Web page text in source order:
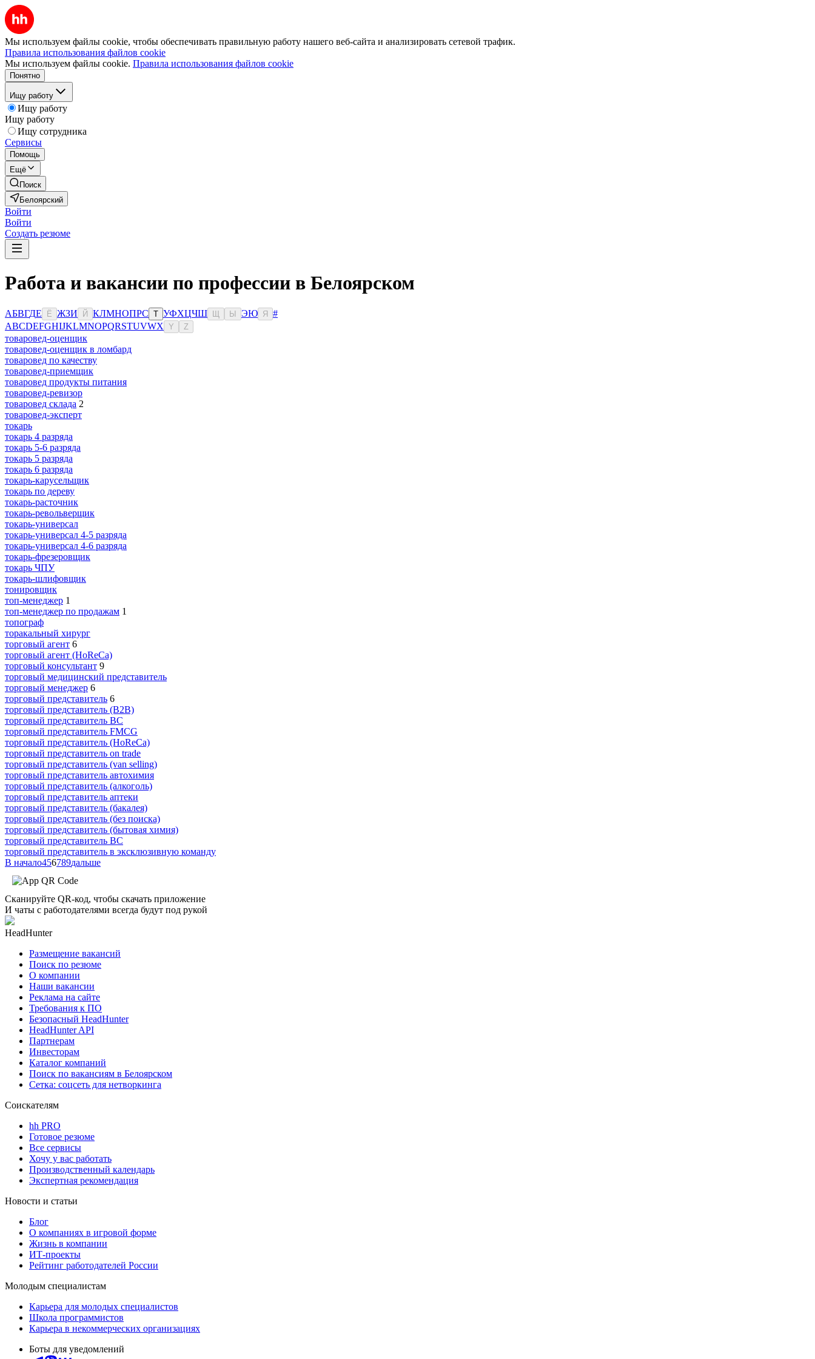
Мы используем файлы cookie, чтобы обеспечивать правильную работу нашего веб-сайта и анализировать сетевой трафик.
Правила использования файлов cookie
Мы используем файлы cookie. Правила использования файлов cookie
Понятно
Ищу работу
Ищу работу
Ищу работу
Ищу сотрудника
Сервисы
Помощь
Ещё
Поиск
Белоярский
Войти
Войти
Создать резюме
Работа и вакансии по профессии в Белоярском
АБВГДЕ Ё ЖЗИ Й КЛМНОПРС Т УФХЦЧШ Ы ЭЮ Я
#
ABCDEFGHIJKLMNOPQRSTUVWX Y Z
товаровед-оценщик
товаровед-оценщик в ломбард
товаровед по качеству
товаровед-приемщик
товаровед продукты питания
товаровед-ревизор
товаровед склада 2
товаровед-эксперт
токарь
токарь 4 разряда
токарь 5-6 разряда
токарь 5 разряда
токарь 6 разряда
токарь-карусельщик
токарь по дереву
токарь-расточник
токарь-револьверщик
токарь-универсал
токарь-универсал 4-5 разряда
токарь-универсал 4-6 разряда
токарь-фрезеровщик
токарь ЧПУ
токарь-шлифовщик
тонировщик
топ-менеджер 1
топ-менеджер по продажам 1
топограф
торакальный хирург
торговый агент 6
торговый агент (HoReCa)
торговый консультант 9
торговый медицинский представитель
торговый менеджер 6
торговый представитель 6
торговый представитель (B2B)
торговый представитель BC
торговый представитель FMCG
торговый представитель (HoReCa)
торговый представитель on trade
торговый представитель (van selling)
торговый представитель автохимия
торговый представитель (алкоголь)
торговый представитель аптеки
торговый представитель (бакалея)
торговый представитель (без поиска)
торговый представитель (бытовая химия)
торговый представитель ВС
торговый представитель в эксклюзивную команду
В начало456789дальше
Сканируйте QR-код, чтобы скачать приложение
И чаты с работодателями всегда будут под рукой
HeadHunter
Размещение вакансий
Поиск по резюме
О компании
Наши вакансии
Реклама на сайте
Требования к ПО
Безопасный HeadHunter
HeadHunter API
Партнерам
Инвесторам
Каталог компаний
Поиск по вакансиям в Белоярском
Сетка: соцсеть для нетворкинга
Соискателям
hh PRO
Готовое резюме
Все сервисы
Хочу у вас работать
Производственный календарь
Экспертная рекомендация
Новости и статьи
Блог
О компаниях в игровой форме
Жизнь в компании
ИТ-проекты
Рейтинг работодателей России
Молодым специалистам
Карьера для молодых специалистов
Школа программистов
Карьера в некоммерческих организациях
Боты для уведомлений